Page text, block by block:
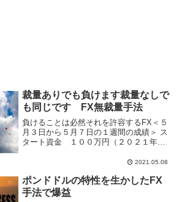
裁量ありでも負けます裁量なしで
も同じです FX無裁量手法
負けることは必然それを許容するFX＜５
月３日から５月７日の１週間の成績＞ ス
タート資金 １００万円（２０２１年）
益 ４，７５０円 年間利益 １
勝１敗。２チャ...
2021.05.08
ポンドドルの特性を生かしたFX
手法で爆益